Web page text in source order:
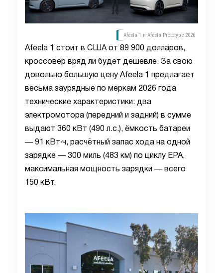
Afeela 1 и Afeela Prototype 2026
Afeela 1 стоит в США от 89 900 долларов,
кроссовер вряд ли будет дешевле. За свою
довольно большую цену Afeela 1 предлагает
весьма заурядные по меркам 2026 года
технические характеристики: два
электромотора (передний и задний) в сумме
выдают 360 кВт (490 л.с.), ёмкость батареи
— 91 кВт·ч, расчётный запас хода на одной
зарядке — 300 миль (483 км) по циклу EPA,
максимальная мощность зарядки — всего
150 кВт.